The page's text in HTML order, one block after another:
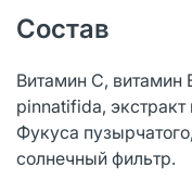
Состав
Витамин С, витамин
pinnatifida,
Фукуса
солнечный фильтр.